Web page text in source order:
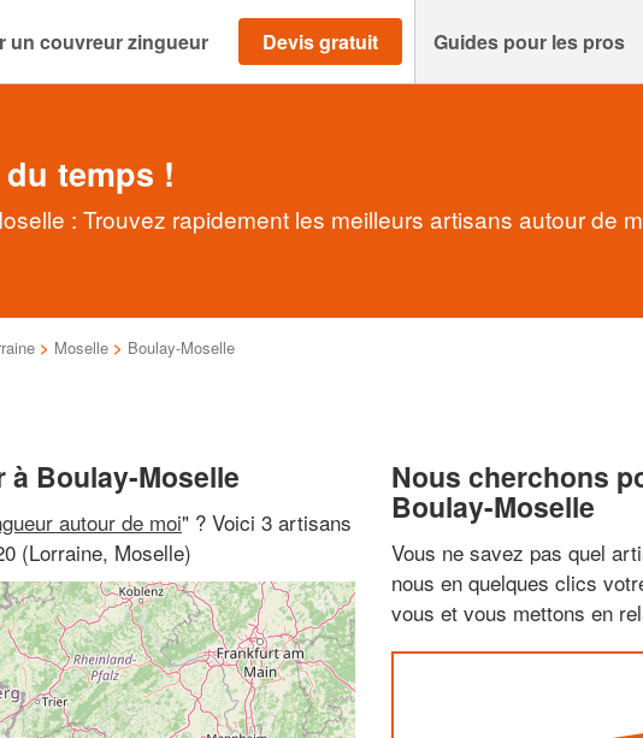
un couvreur zingueur Devis gratuit Guides pour les pros
temps !
: Trouvez rapidement les meilleurs artisans autour de
> Moselle > Boulay-Moselle
Boulay-Moselle
autour de moi" ? Voici 3 artisans
(Lorraine, Moselle)
Nous cherchons
Boulay-Moselle
Vous ne savez pas quel
nous en quelques clics
vous et vous mettons en